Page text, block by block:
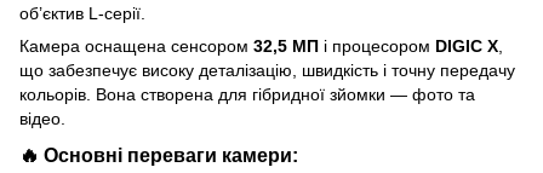
об’єктив L-серії.
Камера оснащена сенсором 32,5 МП і процесором DIGIC X
що забезпечує високу деталізацію, швидкість і точну передачу
кольорів. Вона створена для гібридної зйомки — фото та
відео.
🔥 Основні переваги камери: